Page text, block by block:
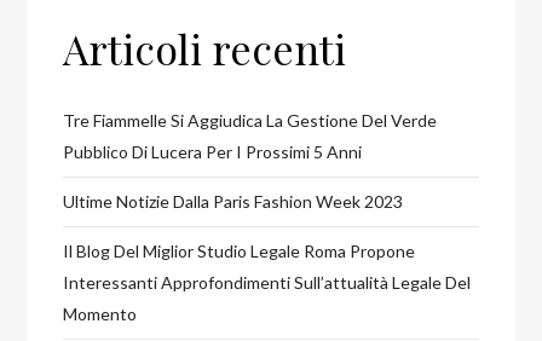
Articoli recenti
Tre Fiammelle Si Aggiudica La Gestione Del Verde
Pubblico Di Lucera Per I Prossimi 5 Anni
Ultime Notizie Dalla Paris Fashion Week 2023
Il Blog Del Miglior Studio Legale Roma Propone
Interessanti Approfondimenti Sull’attualità Legale Del
Momento